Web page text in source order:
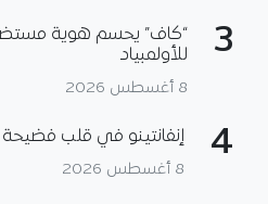
3
“كاف” يحسم هوية
للأولمبياد
8 أغسطس 2026
4 إنفانتينو في قلب
8 أغسطس 2026